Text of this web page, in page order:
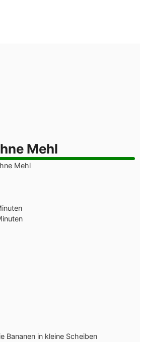
Mehl
Mehl
Bananen in kleine Scheiben